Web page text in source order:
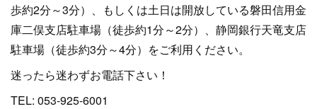
歩約2分～3分）、もしくは土日は開放している磐田信用金
庫二俣支店駐車場（徒歩約1分～2分）、静岡銀行天竜支店
駐車場（徒歩約3分～4分）をご利用ください。
迷ったら迷わずお電話下さい！
TEL: 053-925-6001